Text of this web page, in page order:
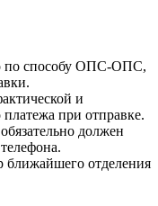
по способу ОПС-ОПС,
и
при отправке.
должен
ближайшего отделения